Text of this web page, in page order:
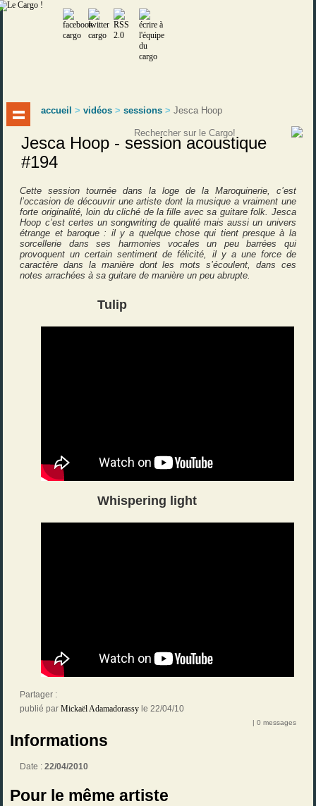
accueil >vidéos >sessions >Jesca Hoop
Jesca Hoop - session acoustique
#194
Cette session tournée dans la loge de la Maroquinerie, c’est
l’occasion de découvrir une artiste dont la musique a vraiment une
forte originalité, loin du cliché de la fille avec sa guitare folk. Jesca
Hoop c’est certes un songwriting de qualité mais aussi un univers
étrange et baroque : il y a quelque chose qui tient presque à la
sorcellerie dans ses harmonies vocales un peu barrées qui
provoquent un certain sentiment de félicité, il y a une force de
caractère dans la manière dont les mots s’écoulent, dans ces
notes arrachées à sa guitare de manière un peu abrupte.
Tulip
Whispering light
Partager :
publié par Mickaël Adamadorassy le 22/04/10
| 0 messages
Informations
Date :22/04/2010
Pour le même artiste